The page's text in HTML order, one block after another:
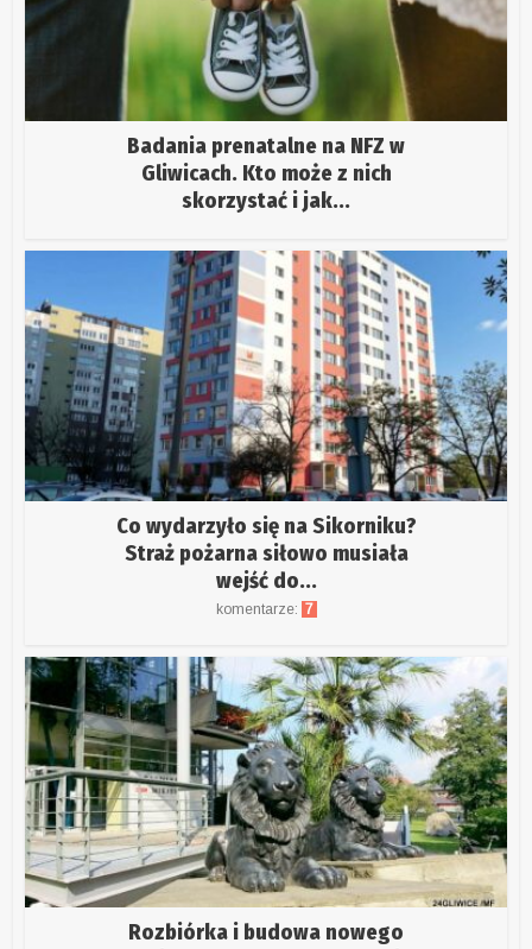
Badania prenatalne na NFZ w
Gliwicach. Kto może z nich
skorzystać i jak...
Co wydarzyło się na Sikorniku?
Straż pożarna siłowo musiała
wejść do...
komentarze: 7
Rozbiórka i budowa nowego